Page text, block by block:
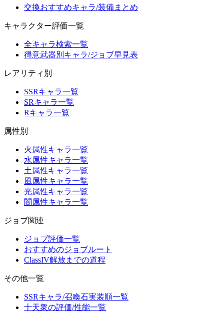
交換おすすめキャラ/装備まとめ
キャラクター評価一覧
全キャラ検索一覧
得意武器別キャラ/ジョブ早見表
レアリティ別
SSRキャラ一覧
SRキャラ一覧
Rキャラ一覧
属性別
火属性キャラ一覧
水属性キャラ一覧
土属性キャラ一覧
風属性キャラ一覧
光属性キャラ一覧
闇属性キャラ一覧
ジョブ関連
ジョブ評価一覧
おすすめのジョブルート
ClassIV解放までの道程
その他一覧
SSRキャラ/召喚石実装順一覧
十天衆の評価/性能一覧